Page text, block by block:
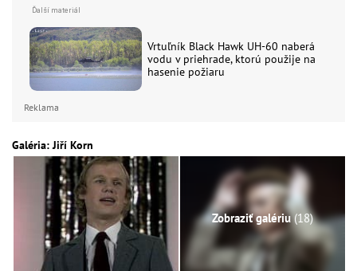
Vrtuľník Black Hawk UH-60 naberá
vodu v priehrade, ktorú použije na
hasenie požiaru
Reklama
Galéria: Jiří Korn
Zobraziť galériu(18)